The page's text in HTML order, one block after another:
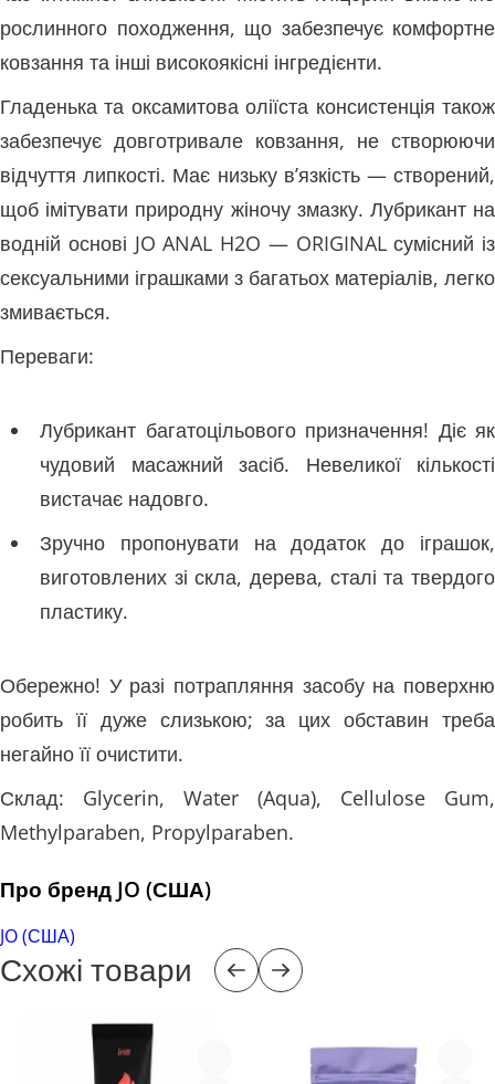
рослинного походження, що забезпечує комфортне
ковзання та інші високоякісні інгредієнти.
Гладенька та оксамитова оліїста консистенція також
забезпечує довготривале ковзання, не створюючи
відчуття липкості. Має низьку в’язкість — створений,
щоб імітувати природну жіночу змазку. Лубрикант на
водній основі JO ANAL H2O — ORIGINAL сумісний із
сексуальними іграшками з багатьох матеріалів, легко
змивається.
Переваги:
Лубрикант багатоцільового призначення! Діє як
чудовий масажний засіб. Невеликої кількості
вистачає надовго.
Зручно пропонувати на додаток до іграшок,
виготовлених зі скла, дерева, сталі та твердого
пластику.
Обережно! У разі потрапляння засобу на поверхню
робить її дуже слизькою; за цих обставин треба
негайно її очистити.
Склад: Glycerin, Water (Aqua), Cellulose Gum,
Methylparaben, Propylparaben.
Про бренд JO (США)
JO (США)
Схожі товари